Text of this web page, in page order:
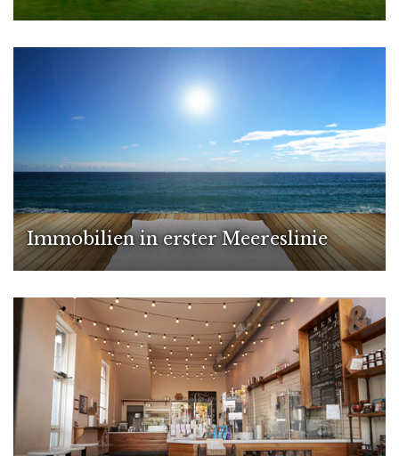
Immobilien in erster Meereslinie